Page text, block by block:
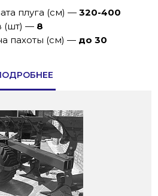
плуга (см) —320-400
(шт) — 8
пахоты (см) — до 30